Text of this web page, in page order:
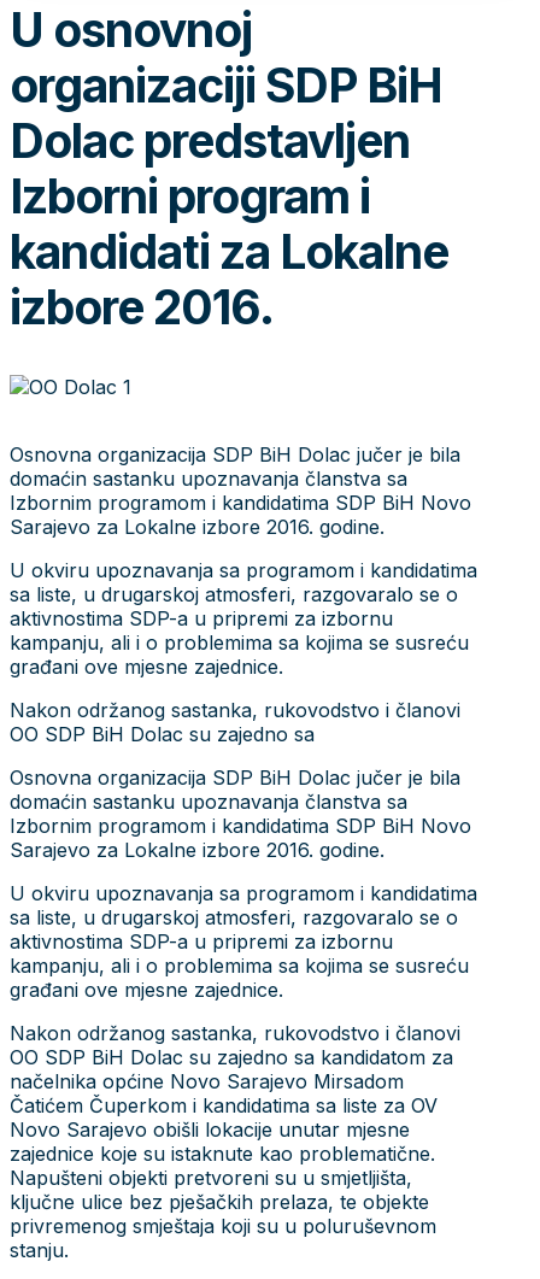
U osnovnoj
organizaciji SDP BiH
Dolac predstavljen
Izborni program i
kandidati za Lokalne
izbore 2016.
Osnovna organizacija SDP BiH Dolac jučer je bila
domaćin sastanku upoznavanja članstva sa
Izbornim programom i kandidatima SDP BiH Novo
Sarajevo za Lokalne izbore 2016. godine.
U okviru upoznavanja sa programom i kandidatima
sa liste, u drugarskoj atmosferi, razgovaralo se o
aktivnostima SDP-a u pripremi za izbornu
kampanju, ali i o problemima sa kojima se susreću
građani ove mjesne zajednice.
Nakon održanog sastanka, rukovodstvo i članovi
OO SDP BiH Dolac su zajedno sa
Osnovna organizacija SDP BiH Dolac jučer je bila
domaćin sastanku upoznavanja članstva sa
Izbornim programom i kandidatima SDP BiH Novo
Sarajevo za Lokalne izbore 2016. godine.
U okviru upoznavanja sa programom i kandidatima
sa liste, u drugarskoj atmosferi, razgovaralo se o
aktivnostima SDP-a u pripremi za izbornu
kampanju, ali i o problemima sa kojima se susreću
građani ove mjesne zajednice.
Nakon održanog sastanka, rukovodstvo i članovi
OO SDP BiH Dolac su zajedno sa kandidatom za
načelnika općine Novo Sarajevo Mirsadom
Čatićem Čuperkom i kandidatima sa liste za OV
Novo Sarajevo obišli lokacije unutar mjesne
zajednice koje su istaknute kao problematične.
Napušteni objekti pretvoreni su u smjetljišta,
ključne ulice bez pješačkih prelaza, te objekte
privremenog smještaja koji su u poluruševnom
stanju.